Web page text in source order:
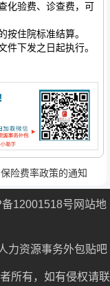
验费、诊查费，可
住院标准结算。
下发之日起执行。
险费率政策的通知
12001518号 网站地
力资源事务外包贴吧
所有，如有侵权请联